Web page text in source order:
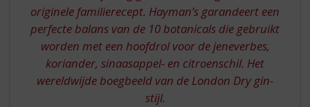
originele familierecept. Hayman’s garandeert een
perfecte balans van de 10 botanicals die gebruikt
worden met een hoofdrol voor de jeneverbes,
koriander, sinaasappel- en citroenschil. Het
wereldwijde boegbeeld van de London Dry gin-
stijl.